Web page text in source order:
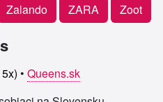
Zalando ZARA Zoot
x) • Queens.sk